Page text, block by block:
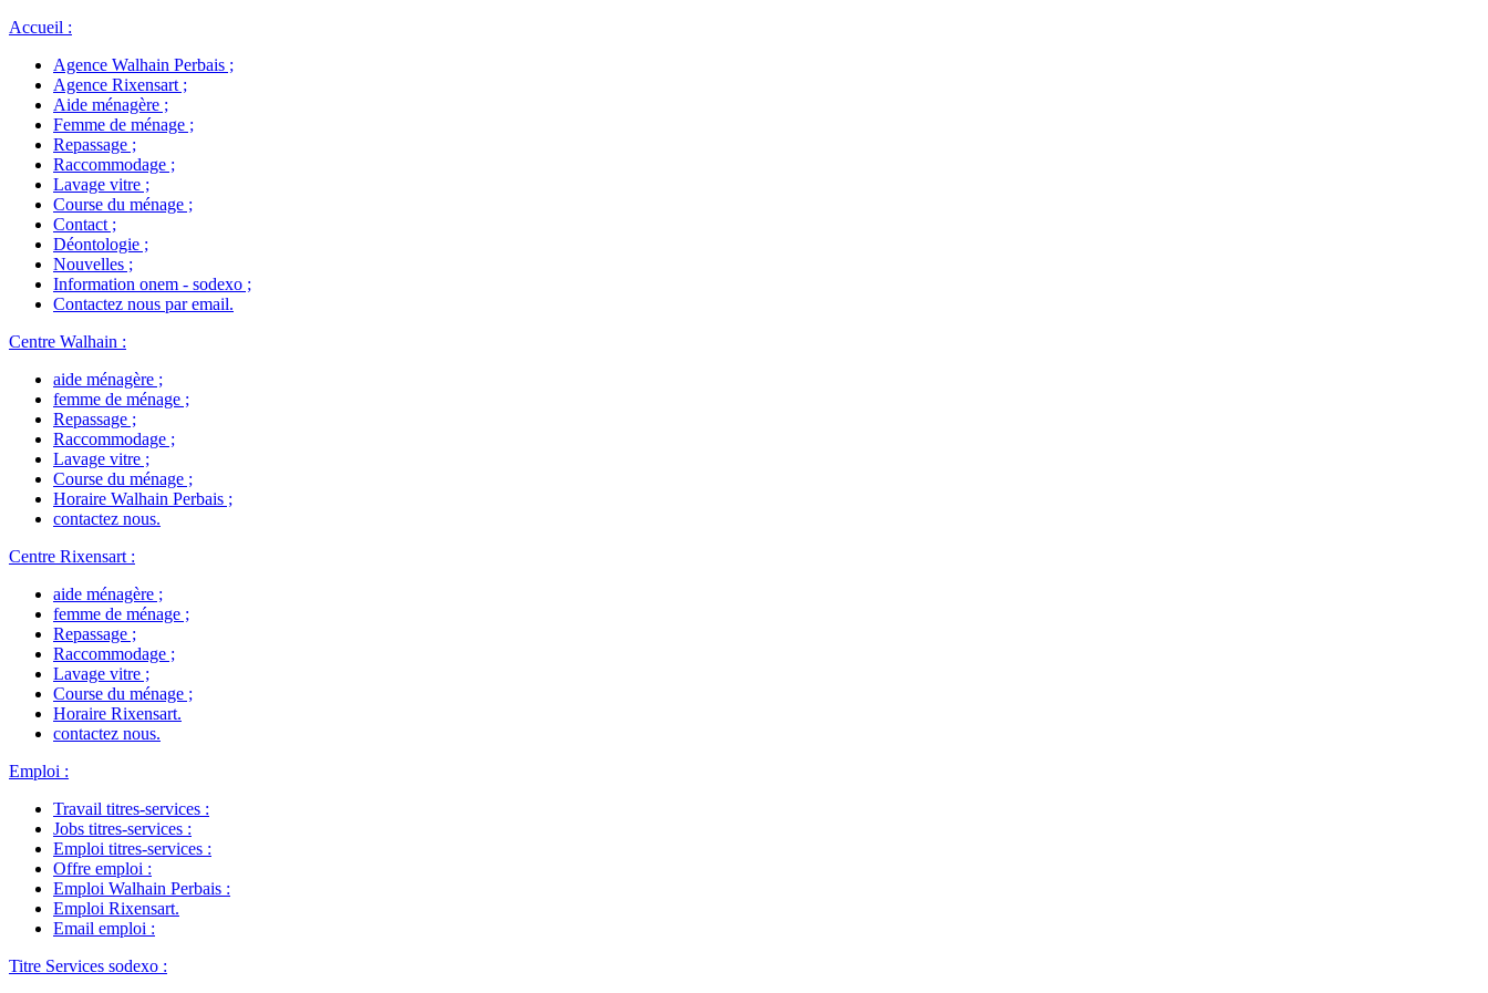
Accueil :
Agence Walhain Perbais ;
Agence Rixensart ;
Aide ménagère ;
Femme de ménage ;
Repassage ;
Raccommodage ;
Lavage vitre ;
Course du ménage ;
Contact ;
Déontologie ;
Nouvelles ;
Information onem - sodexo ;
Contactez nous par email.
Centre Walhain :
aide ménagère ;
femme de ménage ;
Repassage ;
Raccommodage ;
Lavage vitre ;
Course du ménage ;
Horaire Walhain Perbais ;
contactez nous.
Centre Rixensart :
aide ménagère ;
femme de ménage ;
Repassage ;
Raccommodage ;
Lavage vitre ;
Course du ménage ;
Horaire Rixensart.
contactez nous.
Emploi :
Travail titres-services :
Jobs titres-services :
Emploi titres-services :
Offre emploi :
Emploi Walhain Perbais :
Emploi Rixensart.
Email emploi :
Titre Services sodexo :